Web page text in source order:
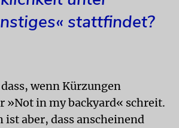
stattfindet?
wenn Kürzungen
»Not in my backyard« schreit.
aber, dass anscheinend